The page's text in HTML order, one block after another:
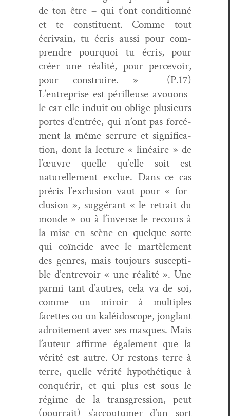
de ton être – qui t’ont con­di­tion­né
et te con­stituent. Comme tout
écrivain, tu écris aus­si pour com­
pren­dre pourquoi tu écris, pour
créer une réal­ité, pour percevoir,
pour con­stru­ire. »
(P.17)
L’entreprise est périlleuse avouons-
le car elle induit ou oblige plusieurs
portes d’entrée, qui n’ont pas for­cé­
ment la même ser­rure et sig­ni­fi­ca­
tion, dont la lec­ture « linéaire » de
l’œuvre quelle qu’elle soit est
naturelle­ment exclue. Dans ce cas
pré­cis l’exclusion vaut pour « for­
clu­sion », sug­gérant « le retrait du
monde » ou à l’inverse le recours à
la mise en scène en quelque sorte
qui coïn­cide avec le martèle­ment
des gen­res, mais tou­jours sus­cep­ti­
ble d’entrevoir « une réal­ité ». Une
par­mi tant d’autres, cela va de soi,
comme un miroir à mul­ti­ples
facettes ou un kaléi­do­scope, jonglant
adroite­ment avec ses masques. Mais
l’auteur affirme égale­ment que la
vérité est autre. Or restons terre à
terre, quelle vérité hypothé­tique à
con­quérir, et qui plus est sous le
régime de la trans­gres­sion, peut